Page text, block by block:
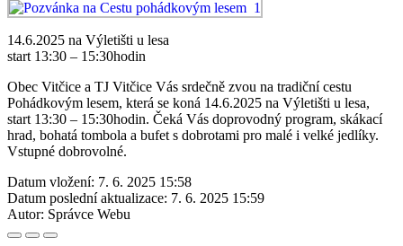
14.6.2025 na Výletišti u lesa
start 13:30 – 15:30hodin
Obec Vitčice a TJ Vitčice Vás srdečně zvou na tradiční cestu
Pohádkovým lesem, která se koná 14.6.2025 na Výletišti u lesa,
start 13:30 – 15:30hodin. Čeká Vás doprovodný program, skákací
hrad, bohatá tombola a bufet s dobrotami pro malé i velké jedlíky.
Vstupné dobrovolné.
Datum vložení: 7. 6. 2025 15:58
Datum poslední aktualizace: 7. 6. 2025 15:59
Autor: Správce Webu